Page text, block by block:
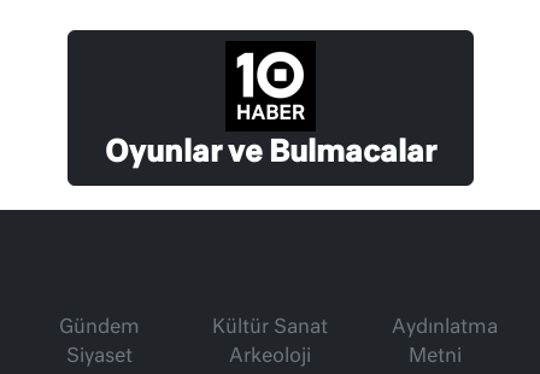
Oyunlar ve Bulmacalar
Gündem
Siyaset
Kültür Sanat
Arkeoloji
Aydınlatma
Metni